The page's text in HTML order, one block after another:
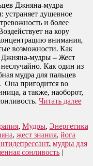
Джняна-мудра
устраняет душевное
и более
на кору
внимания,
возможности. Как
Джняна-мудры – Жест
Как один из
мудра для пальцев
Она пригодится во
а также, наоборот,
Читать далее
, Мудры, Энергетика
, жест знания, йога
, мудры для
сонливость |